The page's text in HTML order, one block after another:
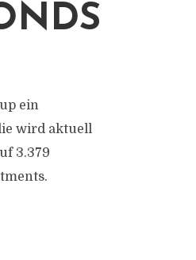
ein
wird aktuell
3.379